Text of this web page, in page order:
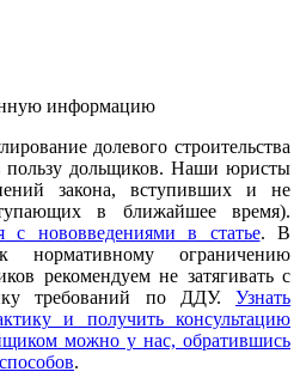
информацию
долевого строительства
пользу дольщиков. Наши юристы
закона, вступивших и не
в ближайшее время).
с нововведениями в статье. В
ограничению
рекомендуем не затягивать с
требований по ДДУ. Узнать
и получить консультацию
можно у нас, обратившись
.